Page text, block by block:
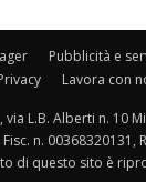
Pubblicità e
Lavora con
via L.B. Alberti n. 10
n. 00368320131,
di questo sito è